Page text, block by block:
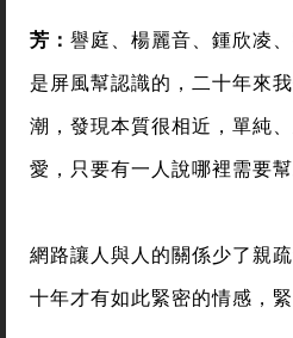
芳： 譽庭、楊麗音、鍾欣凌
是屏風幫認識的，二十年來
潮，發現本質很相近，單純
愛，只要有一人說哪裡需要
網路讓人與人的關係少了親
十年才有如此緊密的情感，